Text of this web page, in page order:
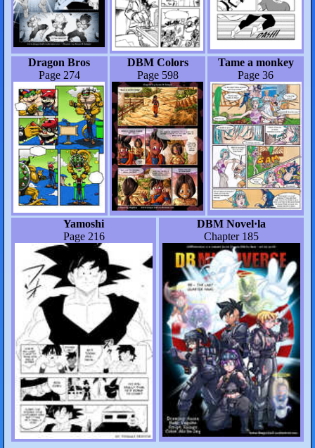
Dragon Bros
Page 274
DBM Colors
Page 598
Tame a monkey
Page 36
Yamoshi
Page 216
DBM Novel·la
Chapter 185